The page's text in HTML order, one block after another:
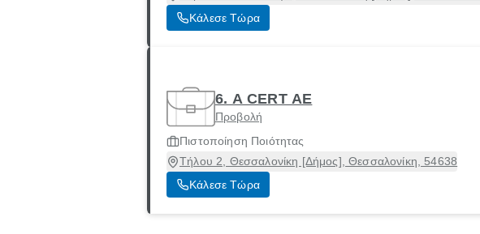
Κάλεσε Τώρα
6. A CERT ΑΕ
Προβολή
Πιστοποίηση Ποιότητας
Τήλου 2, Θεσσαλονίκη [Δήμος], Θεσσαλονίκη, 54638
Κάλεσε Τώρα